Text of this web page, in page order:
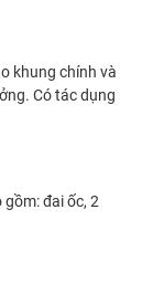
khung chính và
Có tác dụng
đai ốc, 2